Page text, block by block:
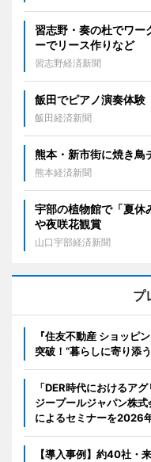
習志野・奏の杜でワ
ーでリース作りなど
習志野経済新聞
飯田でピアノ演奏体
飯田経済新聞
熊本・新市街に焼き
熊本経済新聞
宇部の植物館で「夏
や夜咲花観賞
山口宇部経済新聞
プ
『住友不動産 ショッピ
突破！“暮らしに寄り添
「DER時代におけるア
ジープールジャパン株
によるセミナーを2026
【導入事例】約40社・